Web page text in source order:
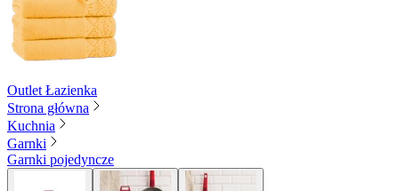
Outlet Łazienka
Strona główna
Kuchnia
Garnki
Garnki pojedyncze